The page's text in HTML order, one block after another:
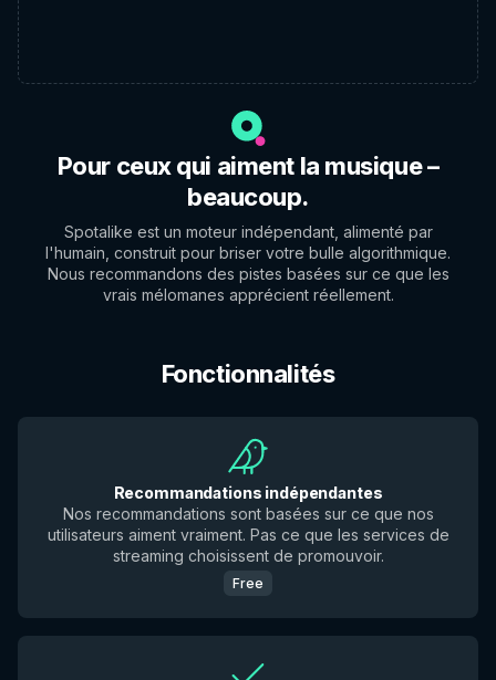
Pour ceux qui aiment la musique –
beaucoup.
Spotalike est un moteur indépendant, alimenté par
l'humain, construit pour briser votre bulle algorithmique.
Nous recommandons des pistes basées sur ce que les
vrais mélomanes apprécient réellement.
Fonctionnalités
Recommandations indépendantes
Nos recommandations sont basées sur ce que nos
utilisateurs aiment vraiment. Pas ce que les services de
streaming choisissent de promouvoir.
Free